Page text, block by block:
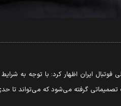
ایران اظهار کرد: با توجه به
تصمیماتی گرفته می‌شود که می‌تواند تا